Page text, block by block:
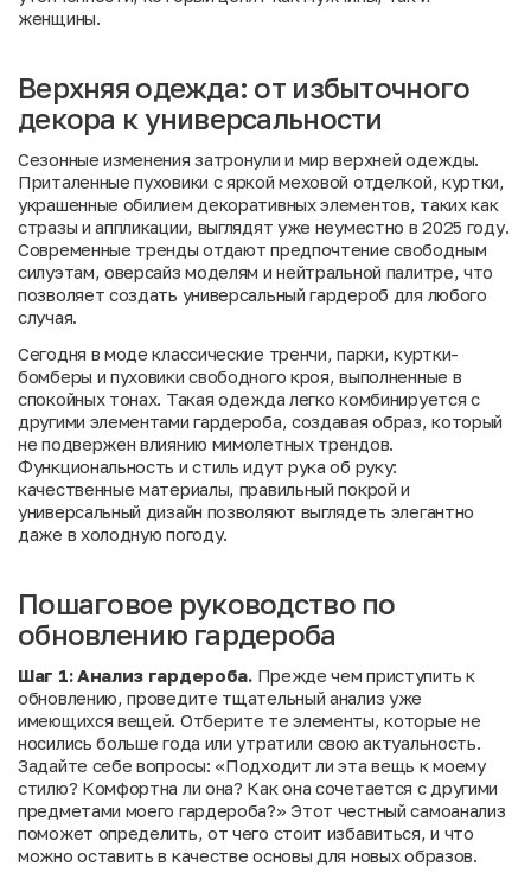
женщины.
Верхняя одежда: от избыточного
декора к универсальности
Сезонные изменения затронули и мир верхней одежды.
Приталенные пуховики с яркой меховой отделкой, куртки,
украшенные обилием декоративных элементов, таких как
стразы и аппликации, выглядят уже неуместно в 2025 году.
Современные тренды отдают предпочтение свободным
силуэтам, оверсайз моделям и нейтральной палитре, что
позволяет создать универсальный гардероб для любого
случая.
Сегодня в моде классические тренчи, парки, куртки-
бомберы и пуховики свободного кроя, выполненные в
спокойных тонах. Такая одежда легко комбинируется с
другими элементами гардероба, создавая образ, который
не подвержен влиянию мимолетных трендов.
Функциональность и стиль идут рука об руку:
качественные материалы, правильный покрой и
универсальный дизайн позволяют выглядеть элегантно
даже в холодную погоду.
Пошаговое руководство по
обновлению гардероба
Шаг 1: Анализ гардероба.Прежде чем приступить к
обновлению, проведите тщательный анализ уже
имеющихся вещей. Отберите те элементы, которые не
носились больше года или утратили свою актуальность.
Задайте себе вопросы: «Подходит ли эта вещь к моему
стилю? Комфортна ли она? Как она сочетается с другими
предметами моего гардероба?» Этот честный самоанализ
поможет определить, от чего стоит избавиться, и что
можно оставить в качестве основы для новых образов.